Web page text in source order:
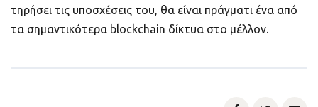
τηρήσει τις υποσχέσεις του, θα είναι πράγματι ένα από
τα σημαντικότερα blockchain δίκτυα στο μέλλον.